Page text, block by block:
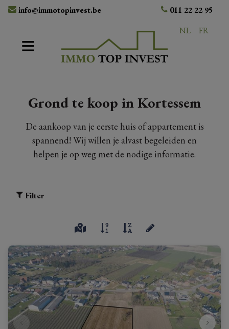
info@immotopinvest.be
011 22 22 95
NL
FR
Grond te koop in Kortessem
De aankoop van je eerste huis of appartement is
spannend! Wij willen je alvast begeleiden en
helpen je op weg met de nodige informatie.
Filter